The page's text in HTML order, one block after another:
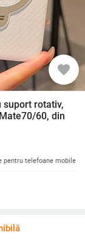
favorite
suport rotativ,
60, din
pentru telefoane mobile